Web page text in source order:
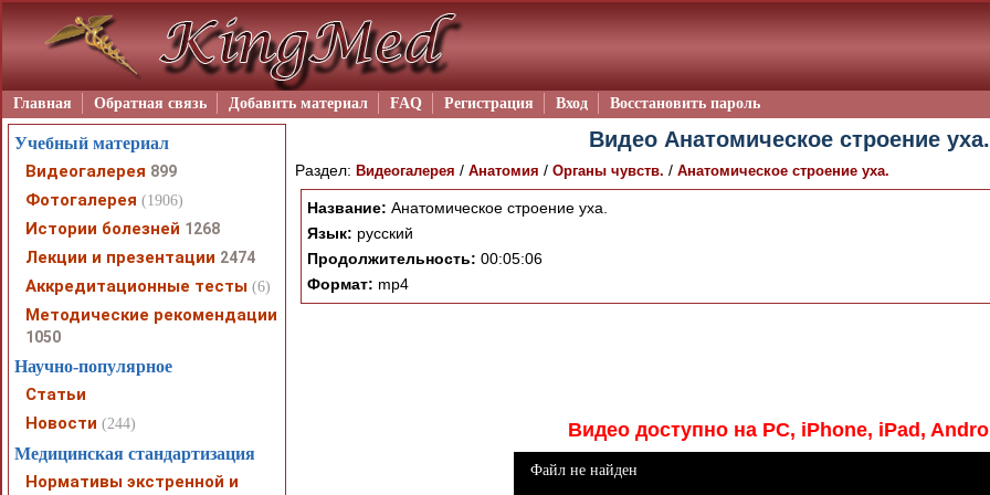
Главная Обратная связь Добавить материал FAQ Регистрация Вход Восстановить пароль
Видео Анатомическое строение уха.
Раздел: Видеогалерея / Анатомия / Органы чувств. / Анатомическое строение уха.
Название: Анатомическое строение уха.
Язык: русский
Продолжительность: 00:05:06
Формат: mp4
Видео доступно на PC, iPhone, iPad,
Файл не найден
Учебный материал
Видеогалерея 899
Фотогалерея (1906)
Истории болезней 1268
Лекции и презентации 2474
Аккредитационные тесты (6)
Методические рекомендации
1050
Научно-популярное
Статьи
Новости (244)
Медицинская стандартизация
Нормативы экстренной и